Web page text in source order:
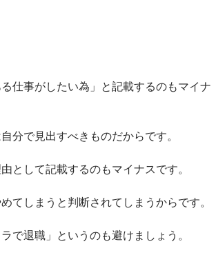
仕事がしたい為」と記載するのもマイナ
分で見出すべきものだからです。
として記載するのもマイナスです。
てしまうと判断されてしまうからです。
で退職」というのも避けましょう。